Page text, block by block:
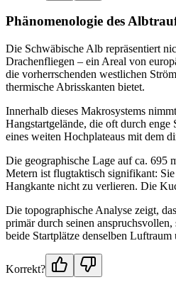
Phänomenologie des
Die Schwäbische Alb repräsentiert
Drachenfliegen – ein Areal von
die vorherrschenden westlichen
thermische Abrisskanten bietet.
Innerhalb dieses Makrosystems
Hangstartgelände, die oft durch
eines weiten Hochplateaus mit dem
Die geographische Lage auf ca. 695
Metern ist flugtaktisch signifikant:
Hangkante nicht zu verlieren. Die
Die topographische Analyse zeigt,
primär durch seinen
beide Startplätze denselben
Korrekt?